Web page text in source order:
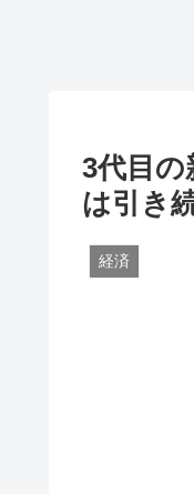
3代目の
は引き
経済